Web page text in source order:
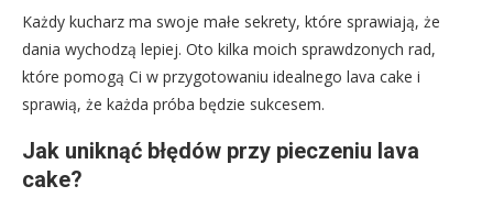
Każdy kucharz ma swoje małe sekrety, które sprawiają, że
dania wychodzą lepiej. Oto kilka moich sprawdzonych rad,
które pomogą Ci w przygotowaniu idealnego lava cake i
sprawią, że każda próba będzie sukcesem.
Jak uniknąć błędów przy pieczeniu lava
cake?